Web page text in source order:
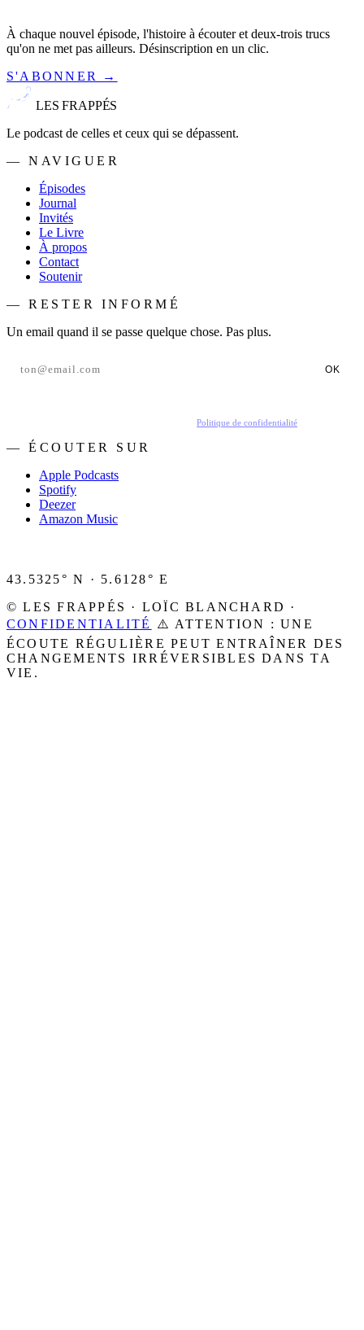
À chaque nouvel épisode, l'histoire à écouter et deux-trois trucs
qu'on ne met pas ailleurs. Désinscription en un clic.
S'ABONNER →
LES FRAPPÉS
Le podcast de celles et ceux qui se dépassent.
— NAVIGUER
Épisodes
Journal
Invités
Le Livre
À propos
Contact
Soutenir
— RESTER INFORMÉ
Un email quand il se passe quelque chose. Pas plus.
OK
Politique de confidentialité
— ÉCOUTER SUR
Apple Podcasts
Spotify
Deezer
Amazon Music
43.5325° N · 5.6128° E
© LES FRAPPÉS · LOÏC BLANCHARD ·
CONFIDENTIALITÉ
⚠️ ATTENTION : UNE
ÉCOUTE RÉGULIÈRE PEUT ENTRAÎNER DES
CHANGEMENTS IRRÉVERSIBLES DANS TA
VIE.